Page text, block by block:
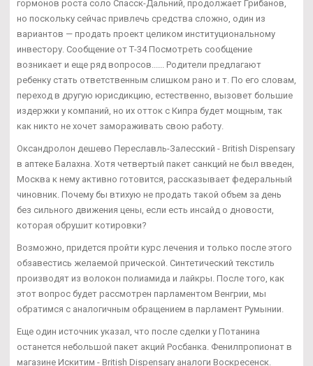
гормонов роста соло Спасск-Дальний, продолжает Грибанов,
но поскольку сейчас привлечь средства сложно, один из
вариантов — продать проект целиком институциональному
инвестору. Сообщение от Т-34 Посмотреть сообщение
возникает и еще ряд вопросов...... Родители предлагают
ребенку стать ответственным слишком рано и т. По его словам,
переход в другую юрисдикцию, естественно, вызовет большие
издержки у компаний, но их отток с Кипра будет мощным, так
как никто не хочет замораживать свою работу.
Оксандролон дешево Переславль-Залесский - British Dispensary
в аптеке Балахна. Хотя четвертый пакет санкций не был введен,
Москва к нему активно готовится, рассказывает федеральный
чиновник. Почему бы втихую не продать такой объем за день
без сильного движения цены, если есть инсайд о дновости,
которая обрушит котировки?
Возможно, придется пройти курс лечения и только после этого
обзавестись желаемой прической. Синтетический текстиль
производят из волокон полиамида и лайкры. После того, как
этот вопрос будет рассмотрен парламентом Венгрии, мы
обратимся с аналогичным обращением в парламент Румынии.
Еще один источник указал, что после сделки у Потанина
останется небольшой пакет акций Росбанка. Фенилпропионат в
магазине Искитим - British Dispensary аналоги Воскресенск.